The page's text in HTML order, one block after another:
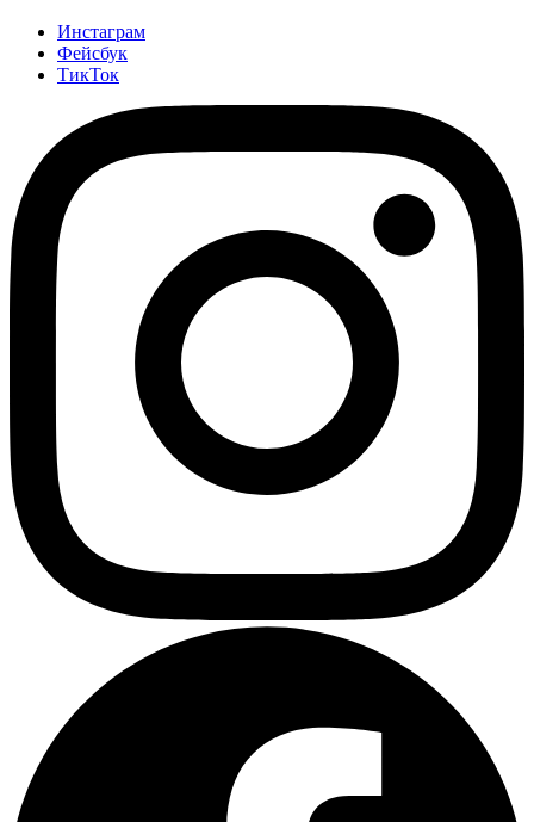
Инстаграм
Фейсбук
ТикТок